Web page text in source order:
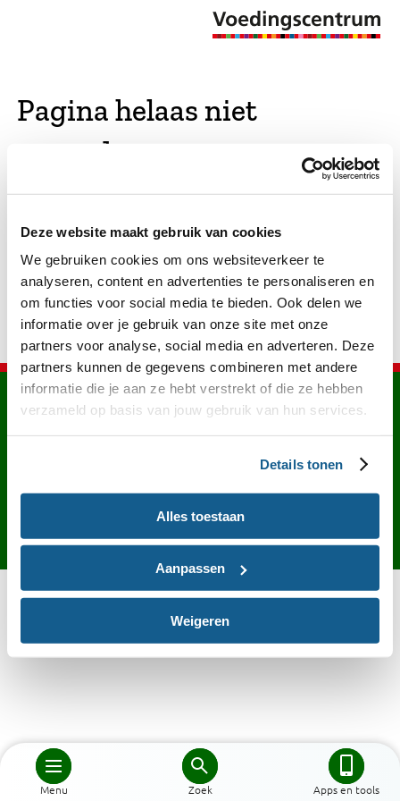
Deze website maakt gebruik van cookies
We gebruiken cookies om ons websiteverkeer te
analyseren, content en advertenties te personaliseren en
om functies voor social media te bieden. Ook delen we
informatie over je gebruik van onze site met onze
partners voor analyse, social media en adverteren. Deze
partners kunnen de gegevens combineren met andere
informatie die je aan ze hebt verstrekt of die ze hebben
verzameld op basis van jouw gebruik van hun services.
Details tonen
Alles toestaan
Aanpassen
Weigeren
Menu Zoek Apps en tools
Pagina helaas niet
gevonden
hebben gekeken of er vergelijkbare pagina's
bestaan. Als dat zo is, dan zie je die hier.
Contact English Privacy
Cookies
Toegankelijkheid
Desktop site